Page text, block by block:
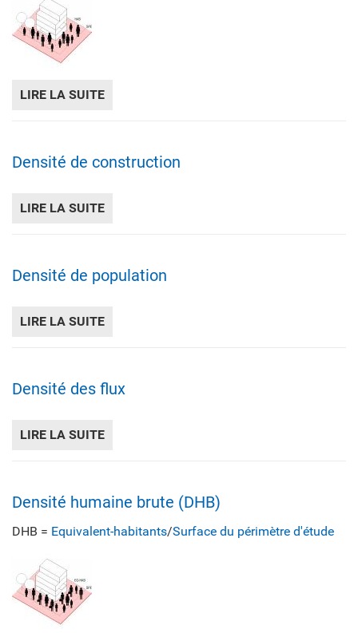
LIRE LA SUITE
Densité de construction
LIRE LA SUITE
Densité de population
LIRE LA SUITE
Densité des flux
LIRE LA SUITE
Densité humaine brute (DHB)
DHB = Equivalent-habitants/Surface du périmètre d'étude